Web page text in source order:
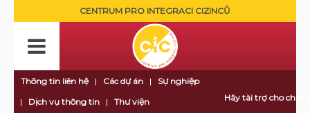
CENTRUM PRO INTEGRACI CIZINCŮ
Thông tin liên hệ Các dự án
Sự nghiệp
Dịch vụ thông tin
Thư viện Hãy tài trợ cho